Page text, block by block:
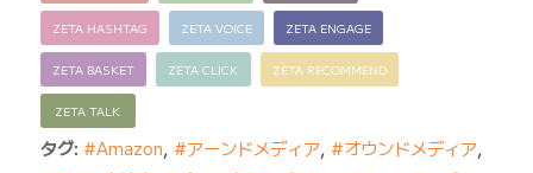
ZETA HASHTAG ZETA VOICE ZETA ENGAGE
ZETA BASKET ZETA CLICK ZETA RECOMMEND
ZETA TALK
タグ: #Amazon, #アーンドメディア, #オウンドメディア,